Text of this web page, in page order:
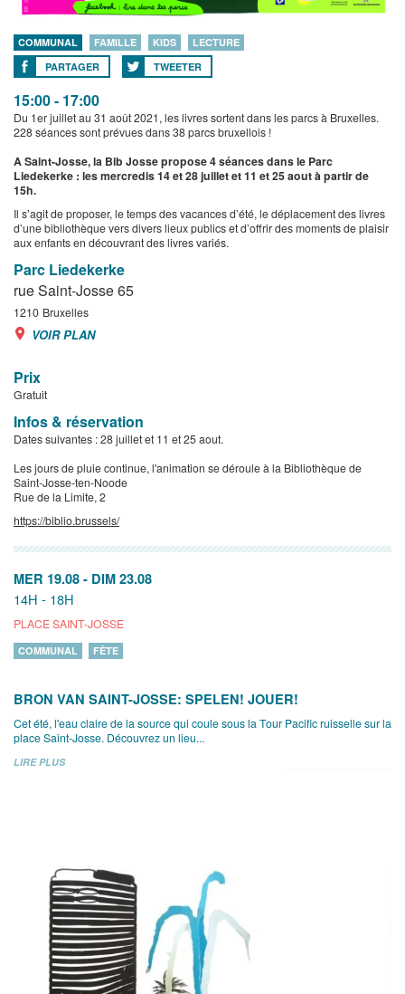
COMMUNAL FAMILLE KIDS
LECTURE
PARTAGER
TWEETER
15:00 - 17:00
Du 1er juillet au 31 août 2021, les livres sortent dans les parcs à Bruxelles.
228 séances sont prévues dans 38 parcs bruxellois !
A Saint-Josse, la Bib Josse propose 4 séances dans le Parc
Liedekerke : les mercredis 14 et 28 juillet et 11 et 25 aout à partir de
15h.
Il s’agit de proposer, le temps des vacances d’été, le déplacement des livres
d’une bibliothèque vers divers lieux publics et d’offrir des moments de plaisir
aux enfants en découvrant des livres variés.
Parc Liedekerke
rue Saint-Josse 65
1210 Bruxelles
VOIR PLAN
Prix
Gratuit
Infos & réservation
Dates suivantes : 28 juillet et 11 et 25 aout.
Les jours de pluie continue, l'animation se déroule à la Bibliothèque de
Saint-Josse-ten-Noode
Rue de la Limite, 2
https://biblio.brussels/
MER 19.08 - DIM 23.08
14H - 18H
PLACE SAINT-JOSSE
COMMUNAL FÊTE
BRON VAN SAINT-JOSSE: SPELEN! JOUER!
Cet été, l'eau claire de la source qui coule sous la Tour Pacific ruisselle sur la
place Saint-Josse. Découvrez un lieu...
LIRE PLUS